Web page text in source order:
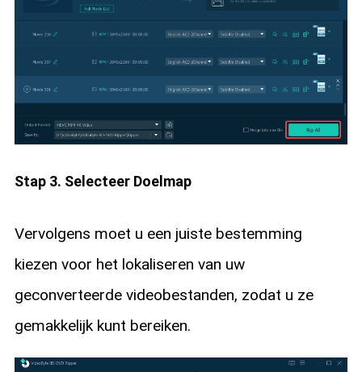
Stap 3. Selecteer Doelmap
Vervolgens moet u een juiste bestemming
kiezen voor het lokaliseren van uw
geconverteerde videobestanden, zodat u ze
gemakkelijk kunt bereiken.